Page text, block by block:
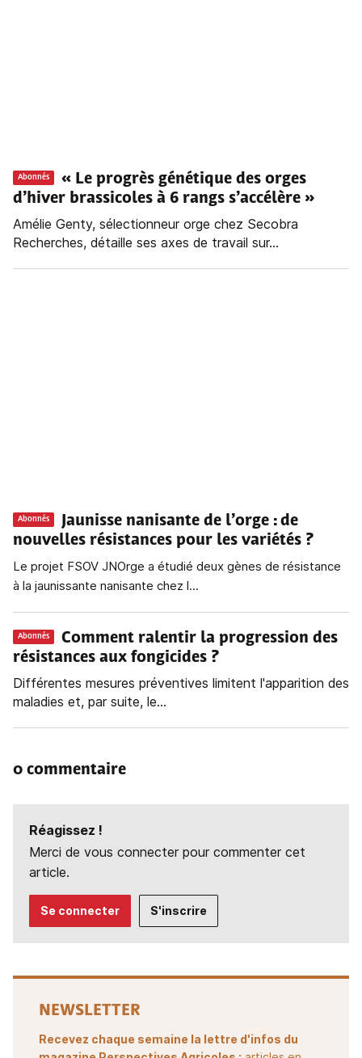
Abonnés
« Le progrès génétique des orges
d’hiver brassicoles à 6 rangs s’accélère »
Amélie Genty, sélectionneur orge chez Secobra
Recherches, détaille ses axes de travail sur...
Abonnés Jaunisse nanisante de l’orge : de
nouvelles résistances pour les variétés ?
Le projet FSOV JNOrge a étudié deux gènes de résistance
à la jaunissante nanisante chez l...
Abonnés
Comment ralentir la progression des
résistances aux fongicides ?
Différentes mesures préventives limitent l'apparition des
maladies et, par suite, le...
0 commentaire
Réagissez !
Merci de vous connecter pour commenter cet
article.
Se connecter S'inscrire
NEWSLETTER
Recevez chaque semaine la lettre d'infos du